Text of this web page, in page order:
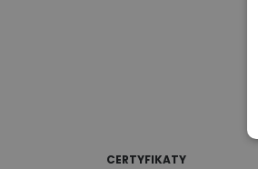
CERTYFIKATY